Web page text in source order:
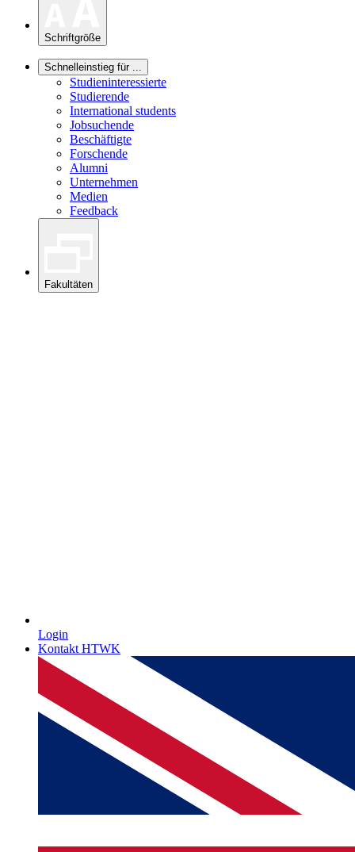
Schriftgröße
Schnelleinstieg für ...
Studieninteressierte
Studierende
International students
Jobsuchende
Beschäftigte
Forschende
Alumni
Unternehmen
Medien
Feedback
Fakultäten
Login
Kontakt HTWK